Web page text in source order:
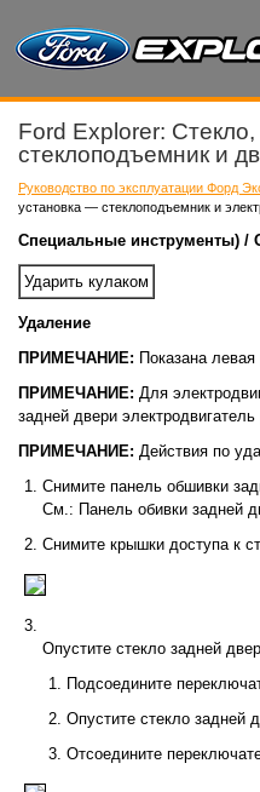
Ford Explorer:
стеклоподъемник и
Руководство по эксплуатации Форд
установка — стеклоподъемник и
Специальные инструменты) /
Ударить кулаком
Удаление
ПРИМЕЧАНИЕ: Показана
ПРИМЕЧАНИЕ: Для
задней двери
ПРИМЕЧАНИЕ: Действия по
Снимите панель обшивки
См.: Панель обивки задней
Снимите крышки доступа к
Опустите стекло задней
Подсоедините
Опустите стекло задней
Отсоедините